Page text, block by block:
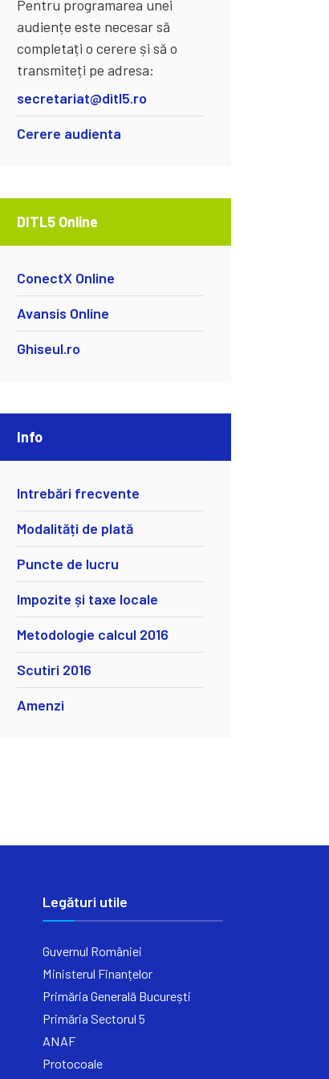
Pentru programarea unei
audiențe este necesar să
completați o cerere și să o
transmiteți pe adresa:
secretariat@ditl5.ro
Cerere audienta
DITL5 Online
ConectX Online
Avansis Online
Ghiseul.ro
Info
Intrebări frecvente
Modalități de plată
Puncte de lucru
Impozite și taxe locale
Metodologie calcul 2016
Scutiri 2016
Amenzi
Legături utile
Guvernul României
Ministerul Finanțelor
Primăria Generală București
Primăria Sectorul 5
ANAF
Protocoale